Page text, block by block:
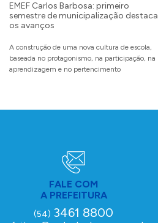
EMEF Carlos Barbosa: primeiro
semestre de municipalização destaca
os avanços
A construção de uma nova cultura de escola,
baseada no protagonismo, na participação, na
aprendizagem e no pertencimento
FALE COM
A PREFEITURA
(54) 3461 8800